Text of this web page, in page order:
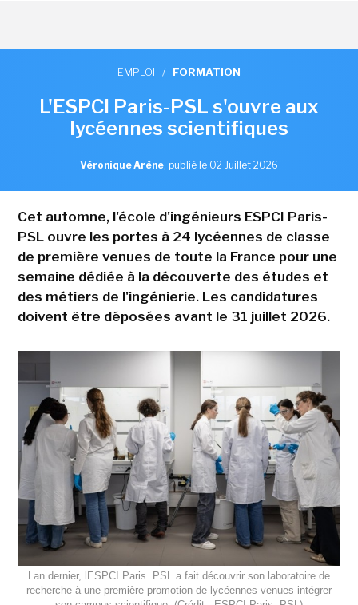
EMPLOI / FORMATION
L'ESPCI Paris-PSL s'ouvre aux
lycéennes scientifiques
Véronique Arène, publié le 02 Juillet 2026
Cet automne, l'école d'ingénieurs ESPCI Paris-
PSL ouvre les portes à 24 lycéennes de classe
de première venues de toute la France pour une
semaine dédiée à la découverte des études et
des métiers de l'ingénierie. Les candidatures
doivent être déposées avant le 31 juillet 2026.
Lan dernier, lESPCI Paris  PSL a fait découvrir son laboratoire de
recherche à une première promotion de lycéennes venues intégrer